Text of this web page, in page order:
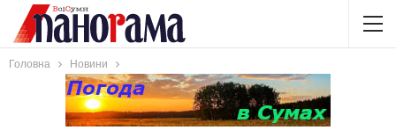
Головна Новини